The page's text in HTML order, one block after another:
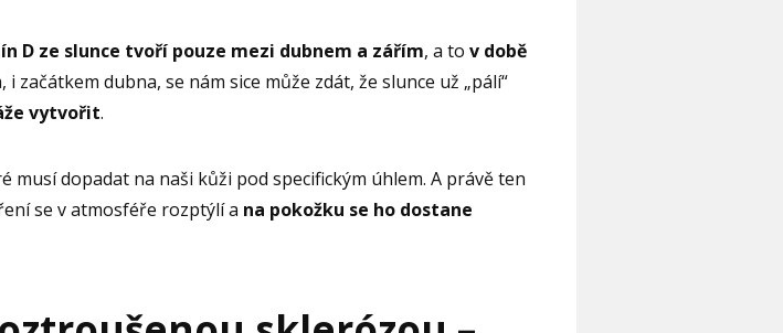
D ze slunce tvoří pouze mezi dubnem a zářím, a to v době
začátkem dubna, se nám sice může zdát, že slunce už „pálí“
vytvořit.
musí dopadat na naši kůži pod specifickým úhlem. A právě ten
se v atmosféře rozptýlí a na pokožku se ho dostane